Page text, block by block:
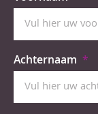
Achternaam